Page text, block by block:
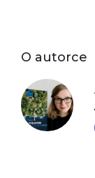
O autorce